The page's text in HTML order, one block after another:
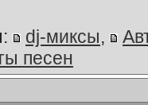
: dj-миксы,
песен